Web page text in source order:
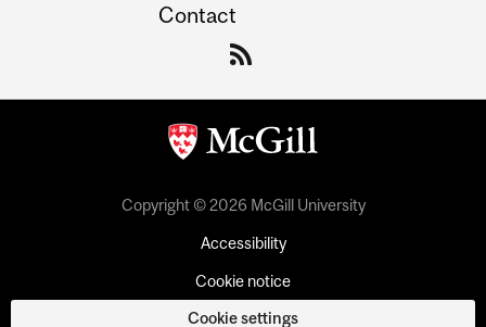
Contact
Copyright © 2026 McGill University
Accessibility
Cookie notice
Cookie settings